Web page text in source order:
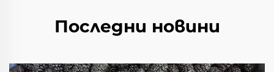
Последни новини